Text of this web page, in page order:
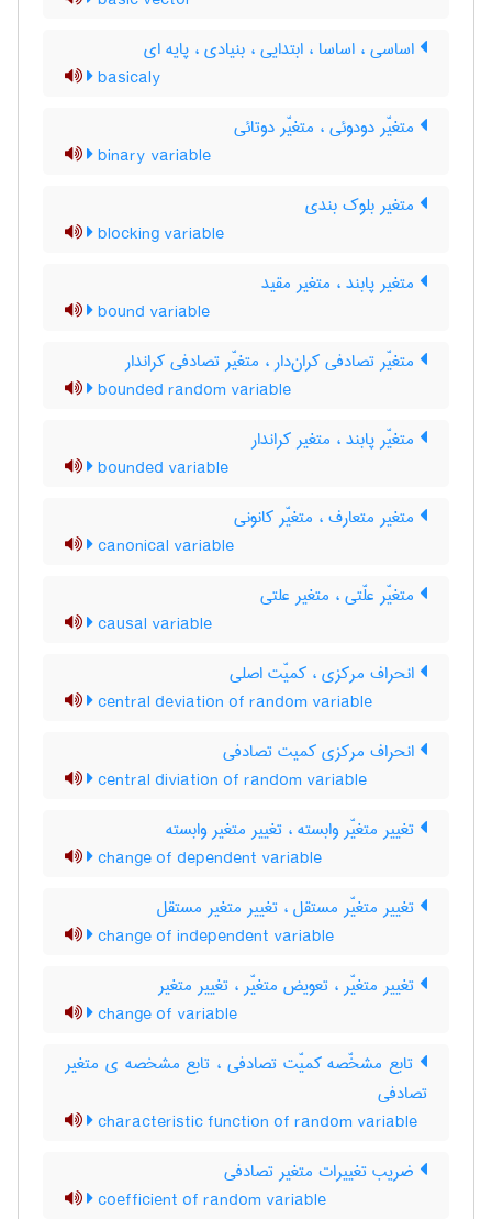
اساسی ، اساسا ، ابتدایی ، بنیادی ، پایه ای
basicaly
متغیّر دودوئی ، متغیّر دوتائی
binary variable
متغیر بلوک بندی
blocking variable
متغیر پابند ، متغیر مقید
bound variable
متغیّر تصادفی کران‌دار ، متغیّر تصادفی کراندار
bounded random variable
متغیّر پابند ، متغیر کراندار
bounded variable
متغیر متعارف ، متغیّر کانونی
canonical variable
متغیّر علّتی ، متغیر علتی
causal variable
انحراف مرکزی ، کمیّت اصلی
central deviation of random variable
انحراف مرکزی کمیت تصادفی
central diviation of random variable
تغییر متغیّر وابسته ، تغییر متغیر وابسته
change of dependent variable
تغییر متغیّر مستقل ، تغییر متغیر مستقل
change of independent variable
تغییر متغیّر ، تعویض متغیّر ، تغییر متغیر
change of variable
تابع مشخّصه کمیّت تصادفی ، تابع مشخصه ی متغیر
تصادفی
characteristic function of random variable
ضریب تغییرات متغیر تصادفی
coefficient of random variable